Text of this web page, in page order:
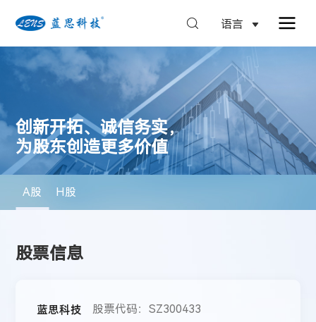
语言
创新开拓、诚信务实，
为股东创造更多价值
A股 H股
股票信息
蓝思科技 股票代码：SZ300433